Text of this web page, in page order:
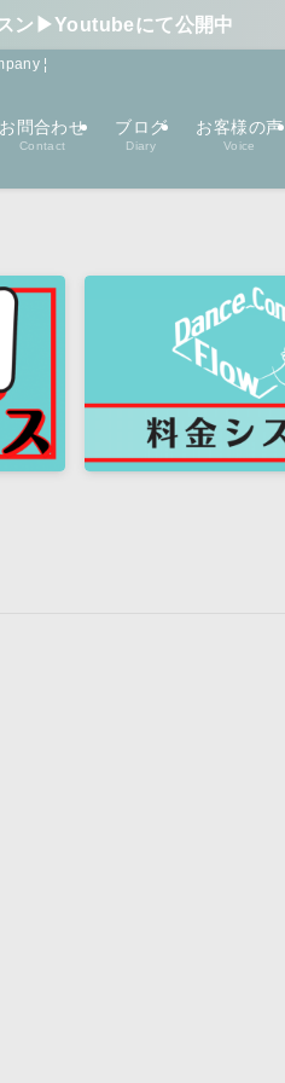
ン▶︎Youtubeにて公開中
¦
お問合わせ
Contact
ブログ
Diary
お客様の声
Voice